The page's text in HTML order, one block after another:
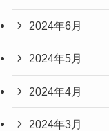
2024年6月
2024年5月
2024年4月
2024年3月